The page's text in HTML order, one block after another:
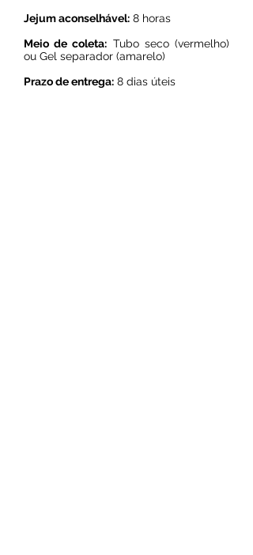
Jejum aconselhável: 8 horas
Meio de coleta: Tubo seco (vermelho)
ou Gel separador (amarelo)
Prazo de entrega: 8 dias úteis